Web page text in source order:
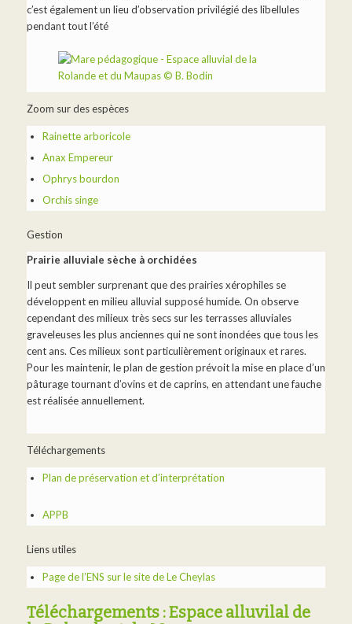
c’est également un lieu d’observation privilégié des libellules
pendant tout l’été
Zoom sur des espèces
Rainette arboricole
Anax Empereur
Ophrys bourdon
Orchis singe
Gestion
Prairie alluviale sèche à orchidées
Il peut sembler surprenant que des prairies xérophiles se
développent en milieu alluvial supposé humide. On observe
cependant des milieux très secs sur les terrasses alluviales
graveleuses les plus anciennes qui ne sont inondées que tous les
cent ans. Ces milieux sont particulièrement originaux et rares.
Pour les maintenir, le plan de gestion prévoit la mise en place d’un
pâturage tournant d’ovins et de caprins, en attendant une fauche
est réalisée annuellement.
Téléchargements
Plan de préservation et d’interprétation
APPB
Liens utiles
Page de l’ENS sur le site de Le Cheylas
Téléchargements : Espace alluvilal de